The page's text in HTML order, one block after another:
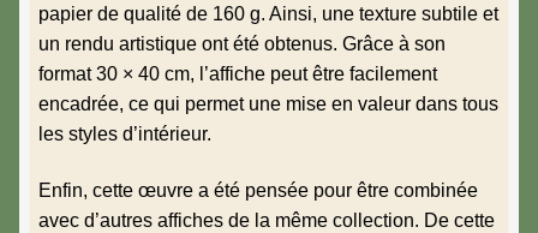
papier de qualité de 160 g. Ainsi, une texture subtile et
un rendu artistique ont été obtenus. Grâce à son
format 30 × 40 cm, l’affiche peut être facilement
encadrée, ce qui permet une mise en valeur dans tous
les styles d’intérieur.
Enfin, cette œuvre a été pensée pour être combinée
avec d’autres affiches de la même collection. De cette